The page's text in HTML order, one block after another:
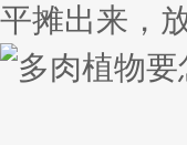
平摊出来，